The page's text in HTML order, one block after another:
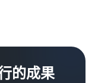
的成果